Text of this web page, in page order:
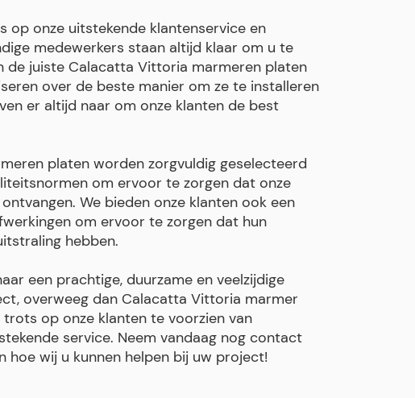
op onze uitstekende klantenservice en
medewerkers staan altijd klaar om u te
de juiste Calacatta Vittoria marmeren platen
over de beste manier om ze te installeren
er altijd naar om onze klanten de best
platen worden zorgvuldig geselecteerd
om ervoor te zorgen dat onze
We bieden onze klanten ook een
om ervoor te zorgen dat hun
hebben.
een prachtige, duurzame en veelzijdige
overweeg dan Calacatta Vittoria marmer
trots op onze klanten te voorzien van
service. Neem vandaag nog contact
hoe wij u kunnen helpen bij uw project!